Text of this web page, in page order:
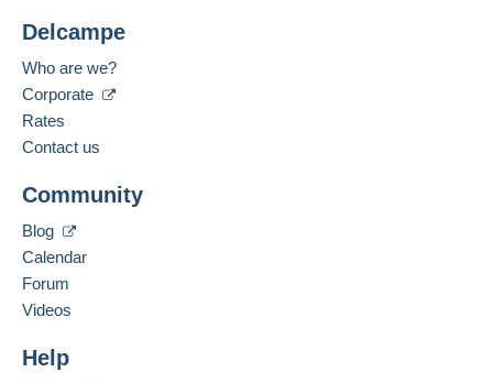
Delcampe
Who are we?
Corporate
Rates
Contact us
Community
Blog
Calendar
Forum
Videos
Help